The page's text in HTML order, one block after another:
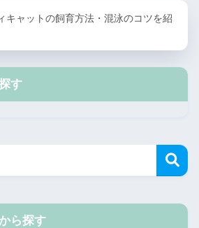
キャットの飼育方法・混泳のコツを紹
す
ら探す